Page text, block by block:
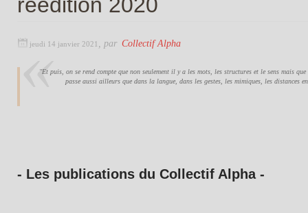
jeudi 14 janvier 2021 par Collectif Alpha
"Et puis, on se rend compte que non seulement il y a les mots, les structures et le sens mais
passe aussi ailleurs que dans la langue, dans les gestes, les mimiques, les distances
- Les publications du Collectif Alpha -